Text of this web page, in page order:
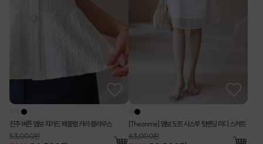
진주 버튼 엠보 쟈가드 페플럼 카라 블라우스
53,000원
[Theonme] 엠보 도트 시스루 뒷밴딩 미디 스커트
63,000원